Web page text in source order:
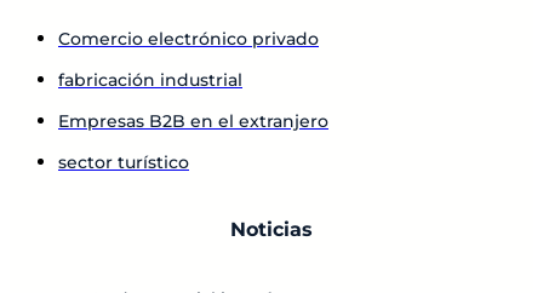
Comercio electrónico privado
fabricación industrial
Empresas B2B en el extranjero
sector turístico
Noticias